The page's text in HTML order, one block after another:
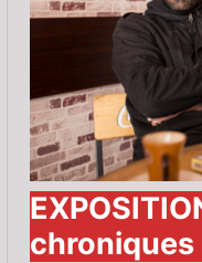
chroniques